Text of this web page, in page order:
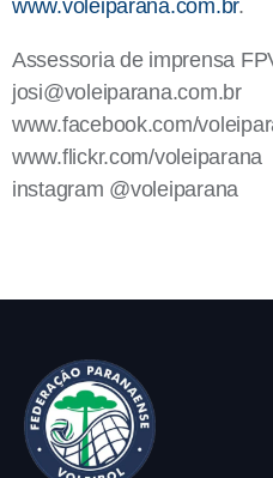
www.voleiparaná.com.br.
Assessoria de imprensa
josi@voleiparana.com.br
www.facebook.com/
www.flickr.com/voleiparana
instagram @voleiparana